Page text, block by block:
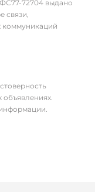
72704 выдано
связи,
коммуникаций